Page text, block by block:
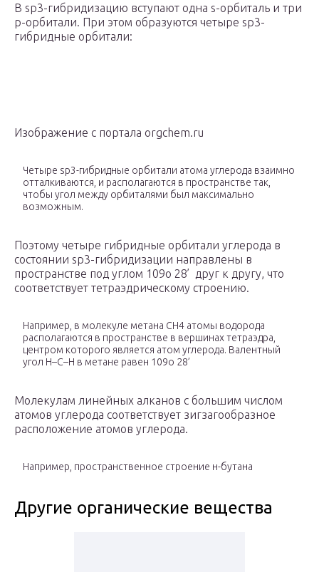
В sp3-гибридизацию вступают одна s-орбиталь и три
p-орбитали. При этом образуются четыре sp3-
гибридные орбитали:
Изображение с портала orgchem.ru
Четыре sp3-гибридные орбитали атома углерода взаимно
отталкиваются, и располагаются в пространстве так,
чтобы угол между орбиталями был максимально
возможным.
Поэтому четыре гибридные орбитали углерода в
состоянии sp3-гибридизации направлены в
пространстве под углом 109о 28’ друг к другу, что
соответствует тетраэдрическому строению.
Например, в молекуле метана CH4 атомы водорода
располагаются в пространстве в вершинах тетраэдра,
центром которого является атом углерода. Валентный
угол Н–С–Н в метане равен 109о 28’
Молекулам линейных алканов с большим числом
атомов углерода соответствует зигзагообразное
расположение атомов углерода.
Например, пространственное строение н-бутана
Другие органические вещества